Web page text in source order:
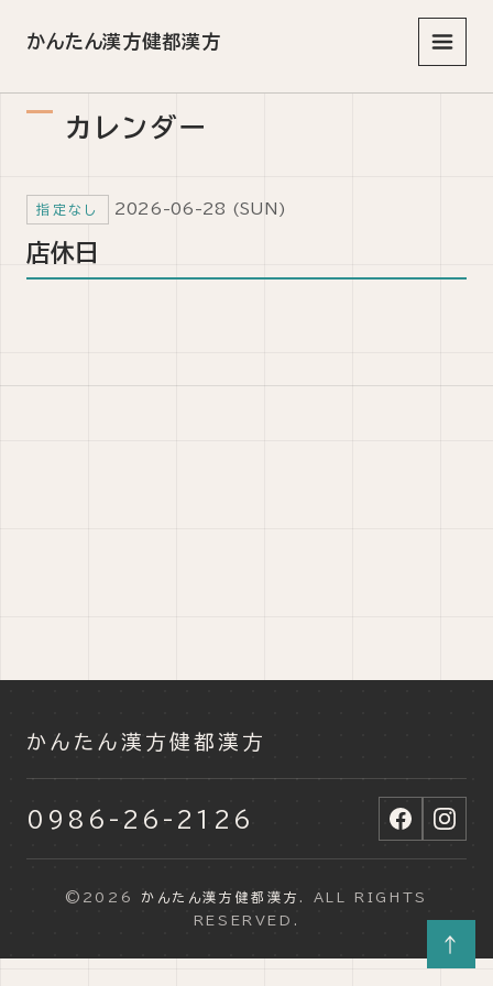
↑
かんたん漢方健都漢方
メニュ
カレンダー
指定なし 2026-06-28 (SUN)
店休日
かんたん漢方健都漢方
0986-26-2126
©2026 かんたん漢方健都漢方
. ALL RIGHTS
RESERVED.